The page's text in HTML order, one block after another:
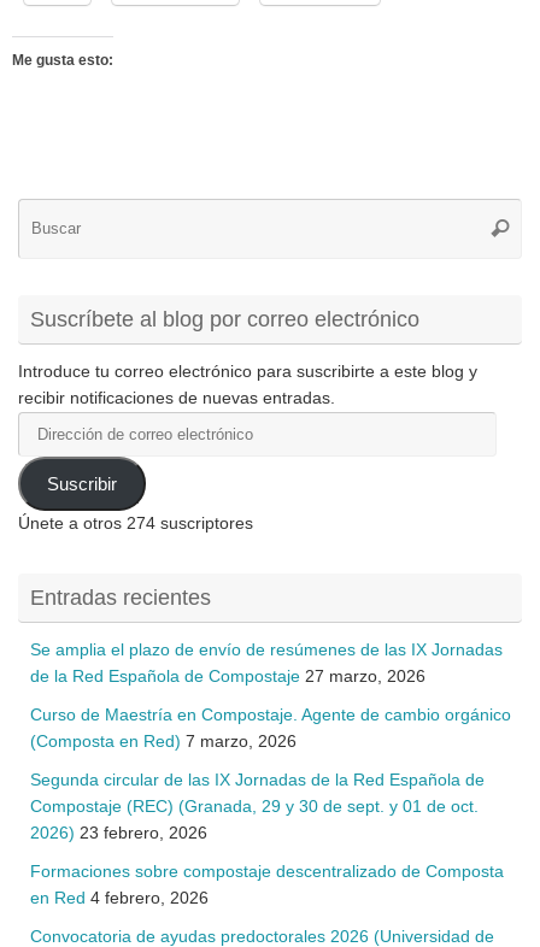
Me gusta esto:
Suscríbete al blog por correo electrónico
Introduce tu correo electrónico para suscribirte a este blog y
recibir notificaciones de nuevas entradas.
correo
electrónico
Suscribir
Únete a otros 274 suscriptores
Entradas recientes
Se amplia el plazo de envío de resúmenes de las IX Jornadas
de la Red Española de Compostaje 27 marzo, 2026
Curso de Maestría en Compostaje. Agente de cambio orgánico
(Composta en Red) 7 marzo, 2026
Segunda circular de las IX Jornadas de la Red Española de
Compostaje (REC) (Granada, 29 y 30 de sept. y 01 de oct.
2026) 23 febrero, 2026
Formaciones sobre compostaje descentralizado de Composta
en Red 4 febrero, 2026
Convocatoria de ayudas predoctorales 2026 (Universidad de